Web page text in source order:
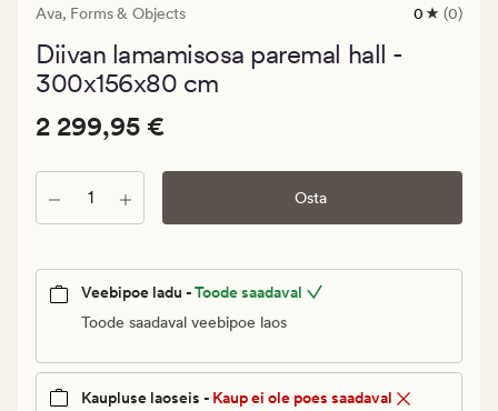
Ava, Forms & Objects
0
0 (0)
Diivan lamamisosa paremal hall -
300x156x80 cm
Pris_ee
299,95
€.
Vanlig
2
299,95
Pris_ee 2 299,95 €
2 299,95 €
Kogus Osta
Veebipoe ladu -Toode saadaval
Toode saadaval veebipoe laos
Kaupluse laoseis - Kaup ei ole poes saadaval